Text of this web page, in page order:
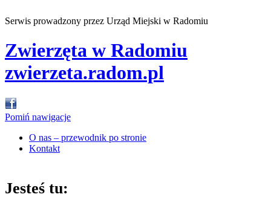
Serwis prowadzony przez Urząd Miejski w Radomiu
Zwierzęta w Radomiu
zwierzeta.radom.pl
Pomiń nawigacje
O nas – przewodnik po stronie
Kontakt
Jesteś tu: